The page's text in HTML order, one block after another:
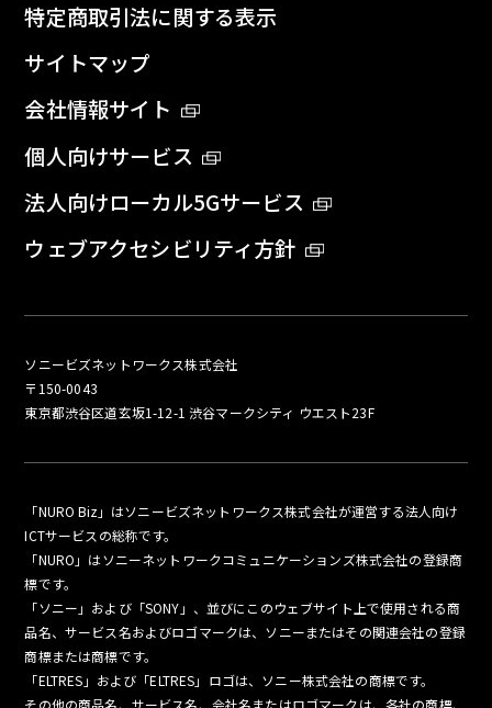
特定商取引法に関する表示
サイトマップ
会社情報サイト
個人向けサービス
法人向けローカル5Gサービス
ウェブアクセシビリティ方針
ソニービズネットワークス株式会社
〒150-0043
東京都渋谷区道玄坂1-12-1 渋谷マークシティ ウエスト23F
「NURO Biz」はソニービズネットワークス株式会社が運営する法人向け
ICTサービスの総称です。
「NURO」はソニーネットワークコミュニケーションズ株式会社の登録商
標です。
「ソニー」および「SONY」、並びにこのウェブサイト上で使用される商
品名、サービス名およびロゴマークは、ソニーまたはその関連会社の登録
商標または商標です。
「ELTRES」および「ELTRES」ロゴは、ソニー株式会社の商標です。